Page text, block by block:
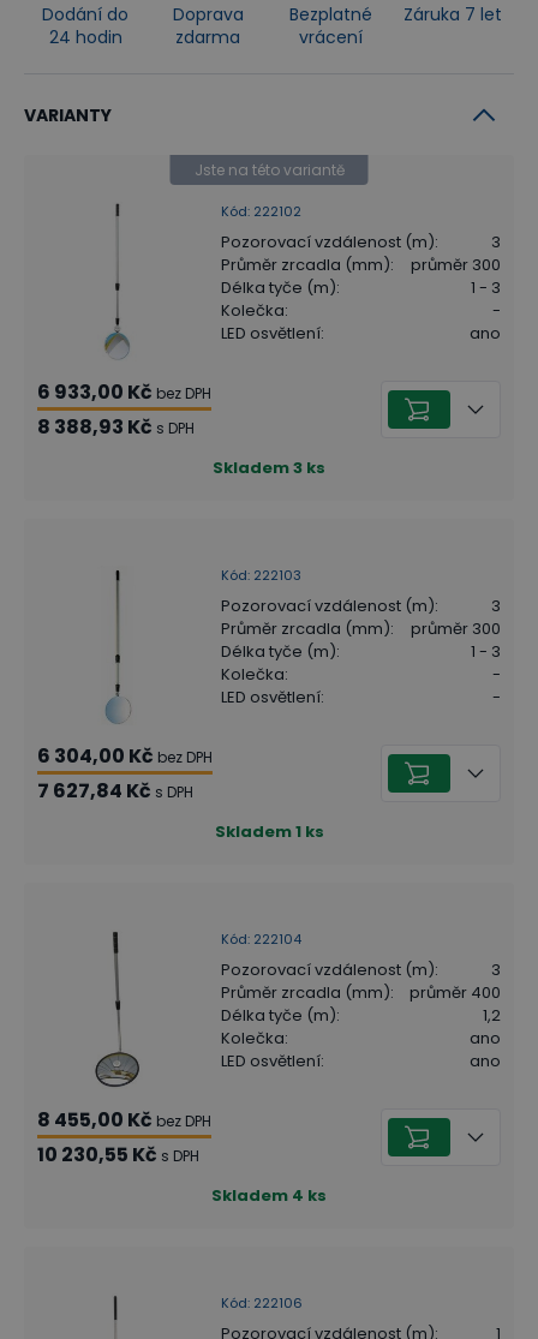
Dodání do
24 hodin
Doprava
zdarma
Bezplatné
vrácení
Záruka 7 let
VARIANTY
Kód: 222102
Jste na této variantě
Pozorovací vzdálenost (m):
3
Průměr zrcadla (mm):
průměr 300
Délka tyče (m):
1 - 3
Kolečka:
-
LED osvětlení: ano
6 933,00 Kč bez DPH
8 388,93 Kč s DPH
Skladem3 ks
Kód: 222103
Pozorovací vzdálenost (m):
3
Průměr zrcadla (mm):
průměr 300
Délka tyče (m):
1 - 3
Kolečka:
-
LED osvětlení: -
6 304,00 Kč bez DPH
7 627,84 Kč s DPH
Skladem1 ks
Kód: 222104
Pozorovací vzdálenost (m):
3
Průměr zrcadla (mm):
průměr 400
Délka tyče (m):
1,2
Kolečka:
ano
LED osvětlení: ano
8 455,00 Kč bez DPH
10 230,55 Kč s DPH
Skladem 4 ks
Kód: 222106
Pozorovací vzdálenost (m): 1